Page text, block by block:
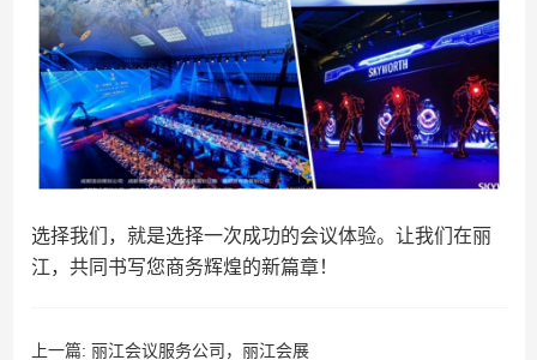
选择我们，就是选择一次成功的会议体验。让我们在丽
江，共同书写您商务辉煌的新篇章！
上一篇: 丽江会议服务公司，丽江会展